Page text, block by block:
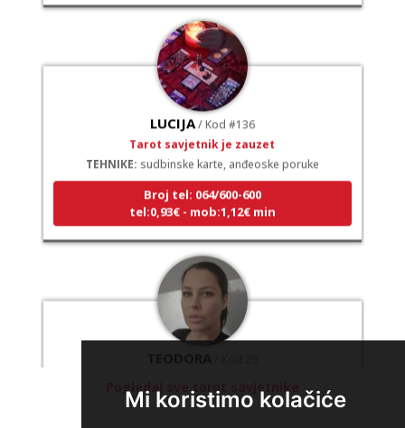
Mi koristimo kolačiće
LUCIJA/ Kod #136
Tarot savjetnik je zauzet
TEHNIKE:
sudbinske karte, anđeoske poruke
Broj tel: 064/600-600
tel:0,93€ - mob:1,12€ min
tarot, lenormand, crowley, visak, kristalna
kugla, terapija kristalima, čišćenje sure, izrada amajlija za
Pogledaj sve tarot savjetnike